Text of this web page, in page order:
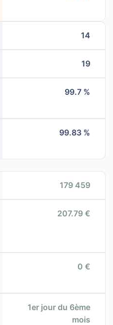
14
19
99.7 %
99.83 %
179 459
207.79 €
0 €
1er jour du 6ème
mois